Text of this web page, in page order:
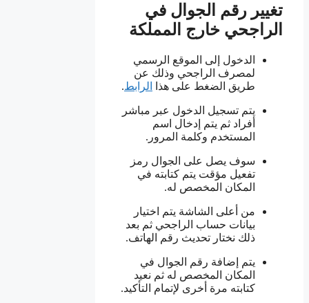
تغيير رقم الجوال في
الراجحي خارج المملكة
الدخول إلى الموقع الرسمي
لمصرف الراجحي وذلك عن
طريق الضغط على هذا
الرابط.
يتم تسجيل الدخول عبر مباشر
أفراد ثم يتم إدخال اسم
المستخدم وكلمة المرور.
سوف يصل على الجوال رمز
تفعيل مؤقت يتم كتابته في
المكان المخصص له.
من أعلى الشاشة يتم اختيار
بيانات حساب الراجحي ثم بعد
ذلك نختار تحديث رقم الهاتف.
يتم إضافة رقم الجوال في
المكان المخصص له ثم نعيد
كتابته مرة أخرى لإتمام التأكيد.